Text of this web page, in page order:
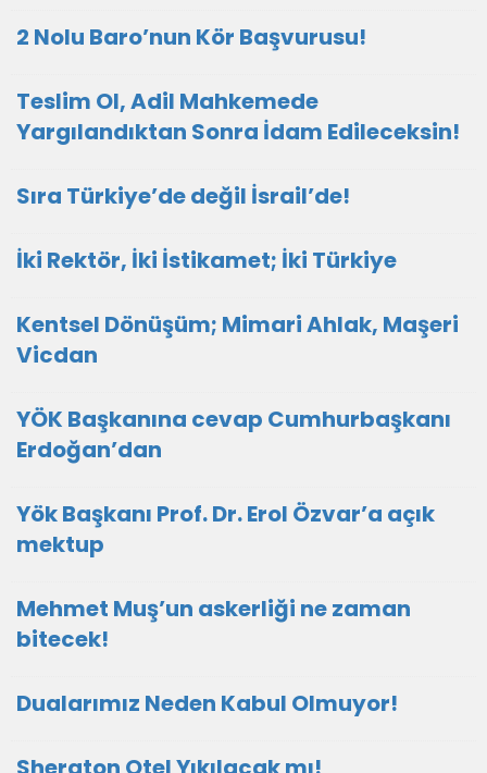
2 Nolu Baro’nun Kör Başvurusu!
Teslim Ol, Adil Mahkemede
Yargılandıktan Sonra İdam Edileceksin!
Sıra Türkiye’de değil İsrail’de!
İki Rektör, İki İstikamet; İki Türkiye
Kentsel Dönüşüm; Mimari Ahlak, Maşeri
Vicdan
YÖK Başkanına cevap Cumhurbaşkanı
Erdoğan’dan
Yök Başkanı Prof. Dr. Erol Özvar’a açık
mektup
Mehmet Muş’un askerliği ne zaman
bitecek!
Dualarımız Neden Kabul Olmuyor!